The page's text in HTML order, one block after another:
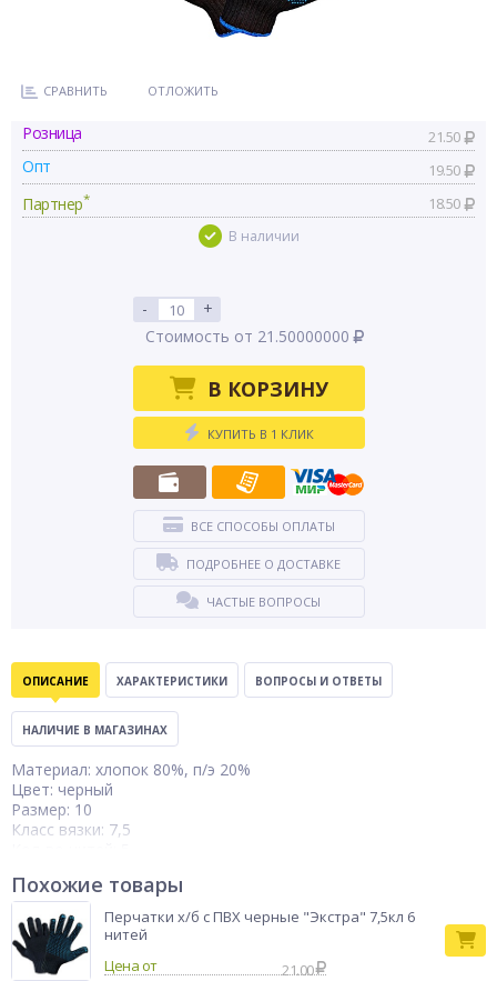
СРАВНИТЬ ОТЛОЖИТЬ
Розница 21.50
Опт 19.50
Партнер* 18.50
В наличии
-
+
Стоимость от 21.50000000
В КОРЗИНУ
КУПИТЬ В 1 КЛИК
ВСЕ СПОСОБЫ ОПЛАТЫ
ПОДРОБНЕЕ О ДОСТАВКЕ
ЧАСТЫЕ ВОПРОСЫ
ОПИСАНИЕ ХАРАКТЕРИСТИКИ ВОПРОСЫ И ОТВЕТЫ
НАЛИЧИЕ В МАГАЗИНАХ
Материал: хлопок 80%, п/э 20%
Цвет: черный
Размер: 10
Класс вязки: 7,5
Оверлок: цветной п/э
В упаковке: 300
Объем:0,1м3
Вес мешка: 22.5 кг
Похожие товары
Перчатки х/б с ПВХ черные "Экстра" 7,5кл 6
нитей
Цена от
21.00